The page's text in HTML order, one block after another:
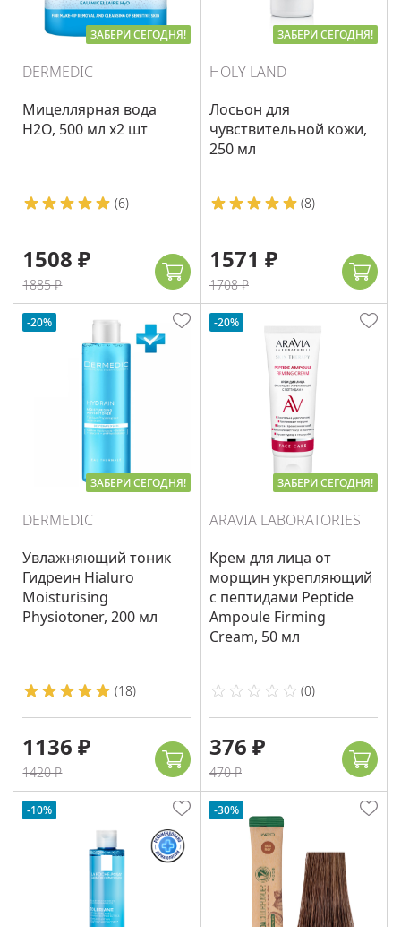
ЗАБЕРИ СЕГОДНЯ!
DERMEDIC
Мицеллярная вода
H2O, 500 мл х2 шт
(6)
1508 ₽
1885 ₽
ЗАБЕРИ СЕГОДНЯ!
HOLY LAND
Лосьон для
чувствительной кожи,
250 мл
(8)
1571 ₽
1708 ₽
-20%
ЗАБЕРИ СЕГОДНЯ!
DERMEDIC
Увлажняющий тоник
Гидреин Hialuro
Moisturising
Physiotoner, 200 мл
(18)
1136 ₽
1420 ₽
-20%
ЗАБЕРИ СЕГОДНЯ!
ARAVIA LABORATORIES
Крем для лица от
морщин укрепляющий
с пептидами Peptide
Ampoule Firming
Cream, 50 мл
(0)
376 ₽
470 ₽
-10% -30%